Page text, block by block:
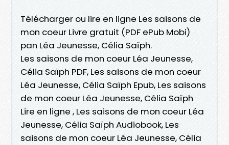
Télécharger ou lire en ligne Les saisons de
mon coeur Livre gratuit (PDF ePub Mobi)
pan Léa Jeunesse, Célia Saïph.
Les saisons de mon coeur Léa Jeunesse,
Célia Saïph PDF, Les saisons de mon coeur
Léa Jeunesse, Célia Saïph Epub, Les saisons
de mon coeur Léa Jeunesse, Célia Saïph
Lire en ligne , Les saisons de mon coeur Léa
Jeunesse, Célia Saïph Audiobook, Les
saisons de mon coeur Léa Jeunesse, Célia